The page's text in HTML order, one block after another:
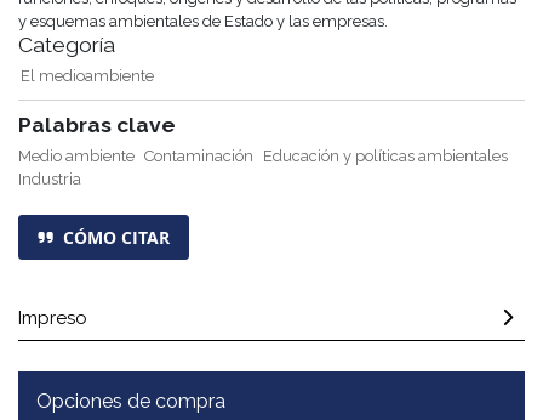
y esquemas ambientales de Estado y las empresas.
Categoría
El medioambiente
Palabras clave
Medio ambiente Contaminación
Educación y políticas ambientales
Industria
CÓMO CITAR
Impreso
Opciones de compra